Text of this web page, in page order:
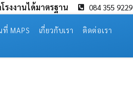
งงานได้มาตรฐาน 084 355 9229
MAPS เกี่ยวกับเรา
ติดต่อเรา